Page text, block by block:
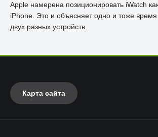
Apple намерена позиционировать iWatch
iPhone. Это и объясняет одно и тоже
двух разных устройств.
Карта сайта